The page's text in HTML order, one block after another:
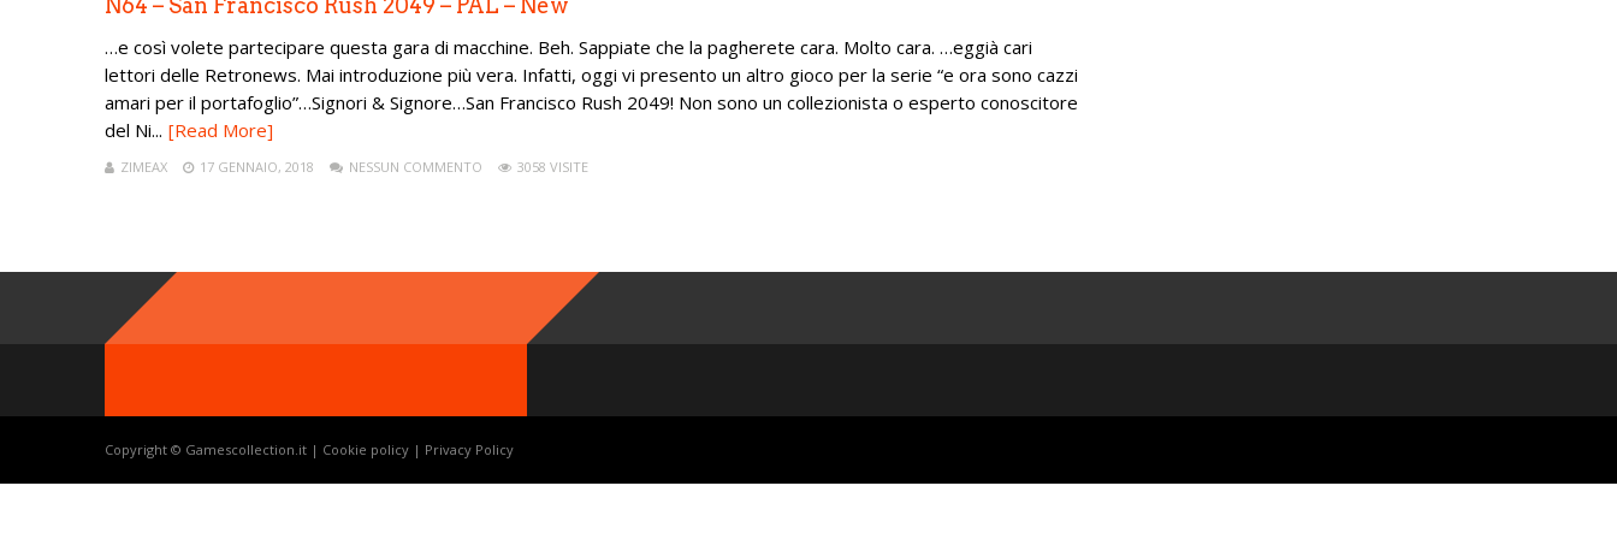
N64 – San Francisco Rush 2049 – PAL – New
…e così volete partecipare questa gara di macchine. Beh. Sappiate che la pagherete cara. Molto cara. …eggià cari
lettori delle Retronews. Mai introduzione più vera. Infatti, oggi vi presento un altro gioco per la serie “e ora sono cazzi
amari per il portafoglio”…Signori & Signore…San Francisco Rush 2049! Non sono un collezionista o esperto conoscitore
del Ni... [Read More]
ZIMEAX 17 GENNAIO, 2018 NESSUN COMMENTO 3058 VISITE
Copyright © Gamescollection.it | Cookie policy | Privacy Policy